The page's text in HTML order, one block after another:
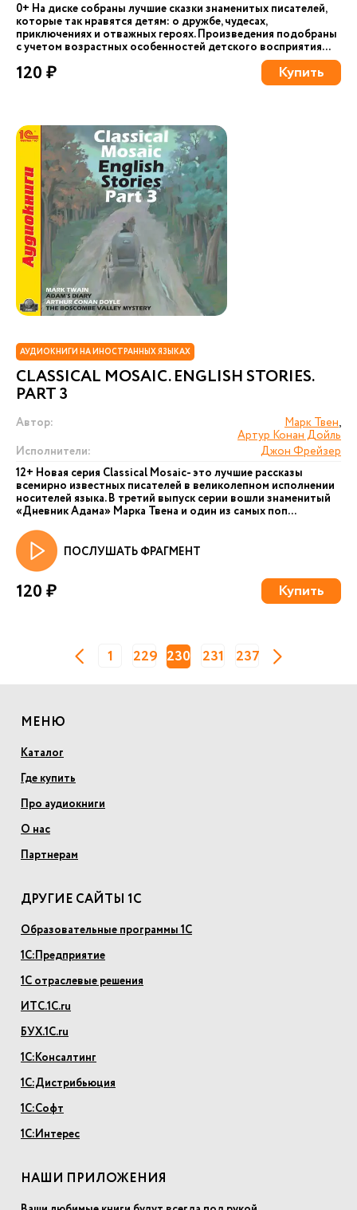
0+ На диске собраны лучшие сказки знаменитых писателей,
которые так нравятся детям: о дружбе, чудесах,
приключениях и отважных героях. Произведения подобраны
с учетом возрастных особенностей детского восприятия...
120 ₽ Купить
АУДИОКНИГИ НА ИНОСТРАННЫХ ЯЗЫКАХ
CLASSICAL MOSAIC. ENGLISH STORIES.
PART 3
Автор: Марк Твен,
Артур Конан Дойль
Исполнители:
Джон Фрейзер
12+ Новая серия Сlassical Mosaic- это лучшие рассказы
всемирно известных писателей в великолепном исполнении
носителей языка. В третий выпуск серии вошли знаменитый
«Дневник Адама» Марка Твена и один из самых поп...
ПОСЛУШАТЬ ФРАГМЕНТ
120 ₽ Купить
1 229 230 231 237
МЕНЮ
Каталог
Где купить
Про аудиокниги
О нас
Партнерам
ДРУГИЕ САЙТЫ 1С
Образовательные программы 1С
1С:Предприятие
1С отраслевые решения
ИТС.1С.ru
БУХ.1С.ru
1С:Консалтинг
1С:Дистрибьюция
1С:Софт
1С:Интерес
НАШИ ПРИЛОЖЕНИЯ